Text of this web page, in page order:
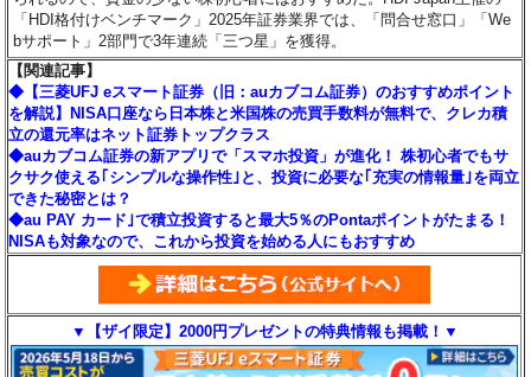
「HDI格付けベンチマーク」2025年証券業界では、「問合せ窓口」「We
bサポート」2部門で3年連続「三つ星」を獲得。
【関連記事】
◆【三菱UFJ eスマート証券（旧：auカブコム証券）のおすすめポイント
を解説】NISA口座なら日本株と米国株の売買手数料が無料で、クレカ積
立の還元率はネット証券トップクラス
◆auカブコム証券の新アプリで「スマホ投資」が進化！ 株初心者でもサ
クサク使える｢シンプルな操作性｣と、投資に必要な｢充実の情報量｣を両立
できた秘密とは？
◆au PAY カード｣で積立投資すると最大5％のPontaポイントがたまる！
NISAも対象なので、これから投資を始める人にもおすすめ
▼【ザイ限定】2000円プレゼントの特典情報も掲載！▼